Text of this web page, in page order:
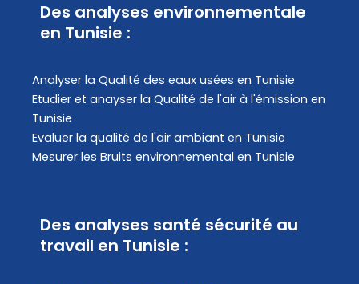
Des analyses environnementale
en Tunisie :
Analyser la Qualité des eaux usées en Tunisie
Etudier et anayser la Qualité de l'air à l'émission en
Tunisie
Evaluer la qualité de l'air ambiant en Tunisie
Mesurer les Bruits environnemental en Tunisie
Des analyses santé sécurité au
travail en Tunisie :